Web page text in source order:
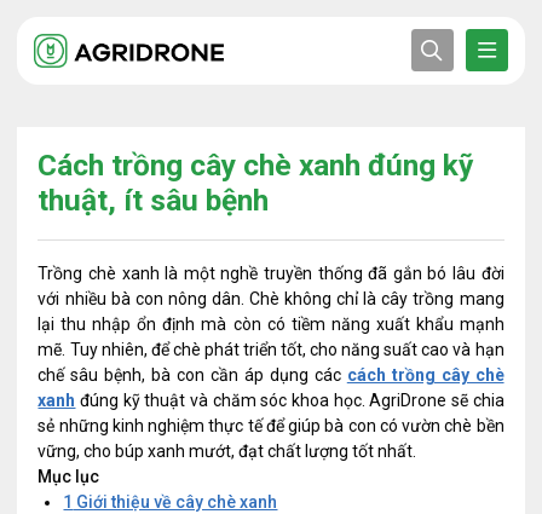
Cách trồng cây chè xanh đúng kỹ
thuật, ít sâu bệnh
Trồng chè xanh là một nghề truyền thống đã gắn bó lâu đời
với nhiều bà con nông dân. Chè không chỉ là cây trồng mang
lại thu nhập ổn định mà còn có tiềm năng xuất khẩu mạnh
mẽ. Tuy nhiên, để chè phát triển tốt, cho năng suất cao và hạn
chế sâu bệnh, bà con cần áp dụng các cách trồng cây chè
xanh đúng kỹ thuật và chăm sóc khoa học. AgriDrone sẽ chia
sẻ những kinh nghiệm thực tế để giúp bà con có vườn chè bền
vững, cho búp xanh mướt, đạt chất lượng tốt nhất.
Mục lục
1 Giới thiệu về cây chè xanh